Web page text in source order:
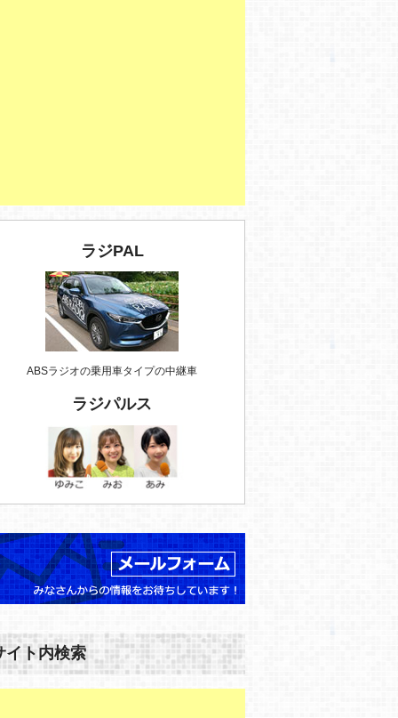
ラジPAL
ABSラジオの乗用車タイプの中継車
ラジパルス
イト内検索